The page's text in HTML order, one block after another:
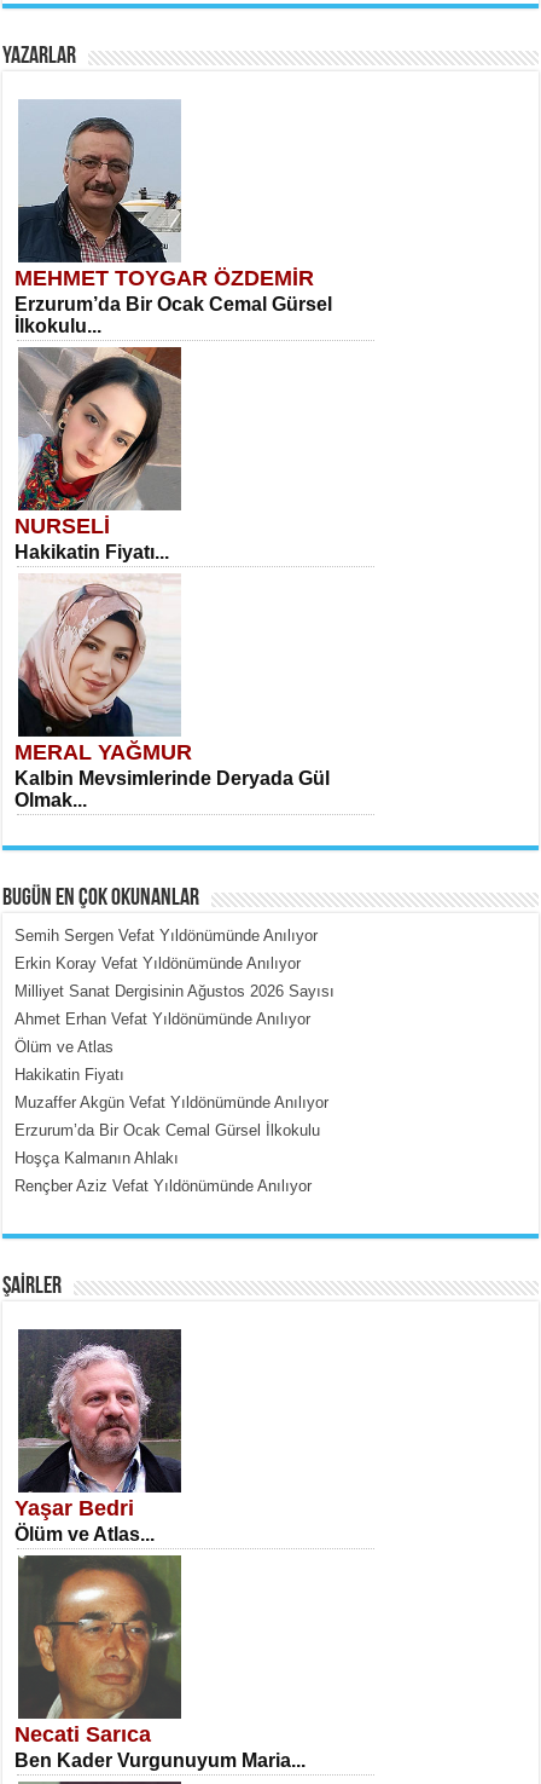
YAZARLAR
MEHMET TOYGAR ÖZDEMİR
Erzurum’da Bir Ocak Cemal Gürsel
İlkokulu...
NURSELİ
Hakikatin Fiyatı...
MERAL YAĞMUR
Kalbin Mevsimlerinde Deryada Gül
Olmak...
MEHMET ÇOBAN
İçerdeki Put Dışardaki Maskeler...
SATILMIŞ ÜMİT ÇETİNKAYA
Erkenlik...
NECLA DİLEK ARSLAN
Öğretmenler Günü Mahkemesi...
BUGÜN EN ÇOK OKUNANLAR
Semih Sergen Vefat Yıldönümünde Anılıyor
Erkin Koray Vefat Yıldönümünde Anılıyor
Milliyet Sanat Dergisinin Ağustos 2026 Sayısı
Ahmet Erhan Vefat Yıldönümünde Anılıyor
Ölüm ve Atlas
Hakikatin Fiyatı
Muzaffer Akgün Vefat Yıldönümünde Anılıyor
Erzurum’da Bir Ocak Cemal Gürsel İlkokulu
Hoşça Kalmanın Ahlakı
Rençber Aziz Vefat Yıldönümünde Anılıyor
ŞAİRLER
Yaşar Bedri
Ölüm ve Atlas...
Necati Sarıca
Ben Kader Vurgunuyum Maria...